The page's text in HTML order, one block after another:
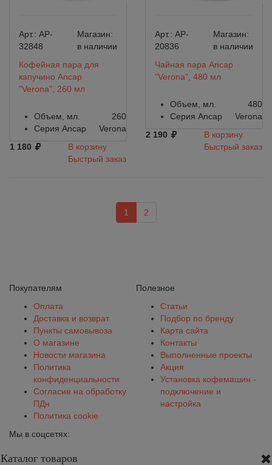
Арт.: AP-
32848
Магазин:
в наличии
Кофейная пара для
капучино Ancap
"Verona", 260 мл
Объем, мл.
260
Серия Ancap
Verona
1 180
В корзину
Быстрый заказ
Арт.: AP-
20836
Магазин:
в наличии
Чайная пара Ancap
"Verona", 480 мл
Объем, мл.
480
Серия Ancap
Verona
2 190
В корзину
Быстрый заказ
1 2
Покупателям
Оплата
Доставка и возврат
Пункты самовывоза
О магазине
Новости магазина
Политика
конфиденциальности
Согласие на обработку
ПДн
Политика cookie
Полезное
Статьи
Подбор по бренду
Карта сайта
Контакты
Выполненные проекты
Акция
Установка кофемашин -
подключение и
настройка
Мы в соцсетях:
Каталог товаров